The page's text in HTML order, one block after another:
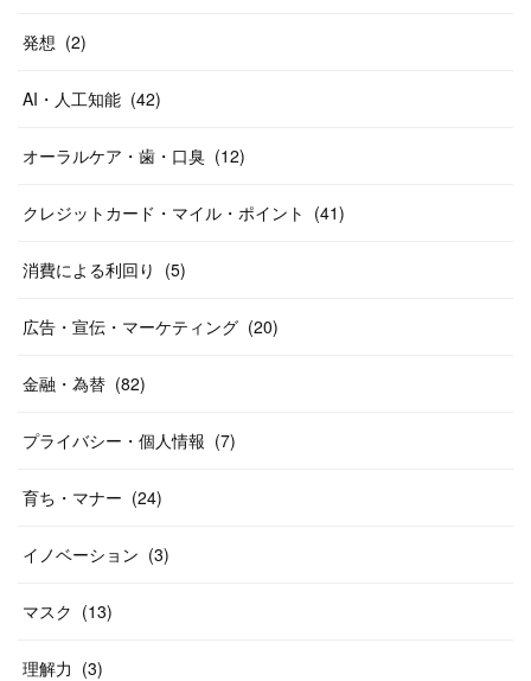
発想 (2)
AI・人工知能 (42)
オーラルケア・歯・口臭 (12)
クレジットカード・マイル・ポイント (41)
消費による利回り (5)
広告・宣伝・マーケティング (20)
金融・為替 (82)
プライバシー・個人情報 (7)
育ち・マナー (24)
イノベーション (3)
マスク (13)
理解力 (3)